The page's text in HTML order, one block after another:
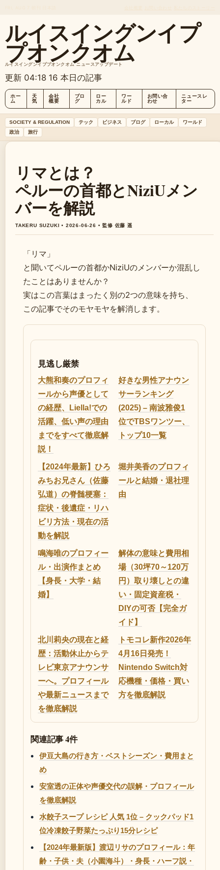
ルイスイングンイプ
プオンクオム
ルイスイングンイププオンクオム ニュースアップデート
更新 04:18 16 本日の記事
ホー
ム
天
気
会社
概要
ブロ
グ
ロー
カル
ワー
ルド
お問い合
わせ
ニュースレ
ター
SOCIETY & REGULATION テック ビジネス ブログ ローカル
ワールド
政治
旅行
リマとは？
ペルーの首都とNiziUメン
バーを解説
TAKERU SUZUKI • 2026-06-26 • 監修 佐藤 遥
「リマ」
と聞いてペルーの首都かNiziUのメンバーか混乱し
たことはありませんか？
実はこの言葉はまったく別の2つの意味を持ち、
この記事でそのモヤモヤを解消します。
見逃し厳禁
大熊和奏のプロフィ
ールから声優として
の経歴、Liella!での
活躍、低い声の理由
までをすべて徹底解
説！
好きな男性アナウン
サーランキング
(2025) – 南波雅俊1
位でTBSワンツー、
トップ10一覧
【2024年最新】ひろ
みちお兄さん（佐藤
弘道）の脊髄梗塞：
症状・後遺症・リハ
ビリ方法・現在の活
動を解説
堀井美香のプロフィ
ールと結婚・退社理
由
鳴海唯のプロフィー
ル・出演作まとめ
【身長・大学・結
婚】
解体の意味と費用相
場（30坪70～120万
円）取り壊しとの違
い・固定資産税・
DIYの可否【完全ガ
イド】
北川莉央の現在と経
歴：活動休止からテ
レビ東京アナウンサ
ーへ。プロフィール
や最新ニュースまで
を徹底解説
トモコレ新作2026年
4月16日発売！
Nintendo Switch対
応機種・価格・買い
方を徹底解説
関連記事 4件
伊豆大島の行き方・ベストシーズン・費用まと
め
安室透の正体や声優交代の誤解・プロフィール
を徹底解説
水餃子スープ レシピ 人気 1位 – クックパッド1
位冷凍餃子野菜たっぷり15分レシピ
【2024年最新版】渡辺リサのプロフィール：年
齢・子供・夫（小園海斗）・身長・ハーフ説・